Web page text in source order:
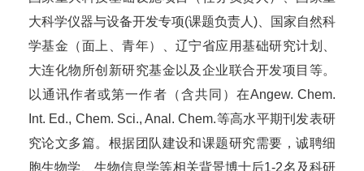
大科学仪器与设备开发专项(课题负责人)、国家自然科
学基金（面上、青年）、辽宁省应用基础研究计划、
大连化物所创新研究基金以及企业联合开发项目等。
以通讯作者或第一作者（含共同）在Angew. Chem.
Int. Ed., Chem. Sci., Anal. Chem.等高水平期刊发表研
究论文多篇。根据团队建设和课题研究需要，诚聘细
胞生物学、生物信息学等相关背景博士后1-2名及科研